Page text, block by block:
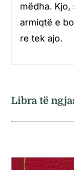
mëdha.
armiqtë e
re tek ajo.
Libra të